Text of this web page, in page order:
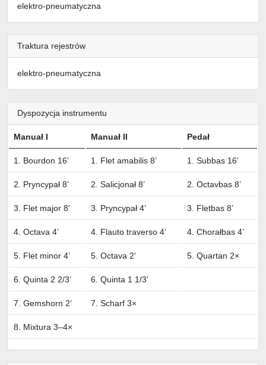
elektro-pneumatyczna
Traktura rejestrów
elektro-pneumatyczna
Dyspozycja instrumentu
Manuał I Manuał II Pedał
1. Bourdon 16’ 1. Flet amabilis 8’ 1. Subbas 16’
2. Pryncypał 8’ 2. Salicjonał 8’ 2. Octavbas 8’
3. Flet major 8’ 3. Pryncypał 4’ 3. Fletbas 8’
4. Octava 4’ 4. Flauto traverso 4’ 4. Chorałbas 4’
5. Flet minor 4’ 5. Octava 2’ 5. Quartan 2×
6. Quinta 2 2/3’ 6. Quinta 1 1/3’
7. Gemshorn 2’ 7. Scharf 3×
8. Mixtura 3–4×